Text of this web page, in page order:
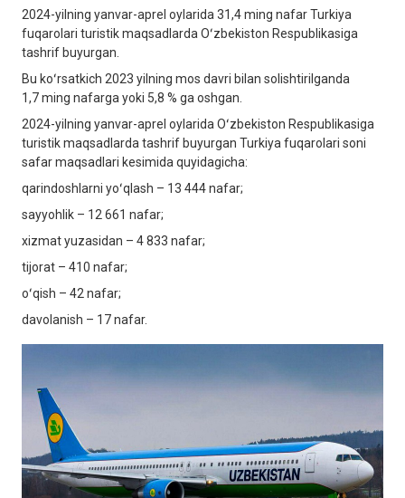
2024-yilning yanvar-aprel oylarida 31,4 ming nafar Turkiya
fuqarolari turistik maqsadlarda Oʻzbekiston Respublikasiga
tashrif buyurgan.
Bu koʻrsatkich 2023 yilning mos davri bilan solishtirilganda
1,7 ming nafarga yoki 5,8 % ga oshgan.
2024-yilning yanvar-aprel oylarida Oʻzbekiston Respublikasiga
turistik maqsadlarda tashrif buyurgan Turkiya fuqarolari soni
safar maqsadlari kesimida quyidagicha:
qarindoshlarni yoʻqlash – 13 444 nafar;
sayyohlik – 12 661 nafar;
xizmat yuzasidan – 4 833 nafar;
tijorat – 410 nafar;
oʻqish – 42 nafar;
davolanish – 17 nafar.